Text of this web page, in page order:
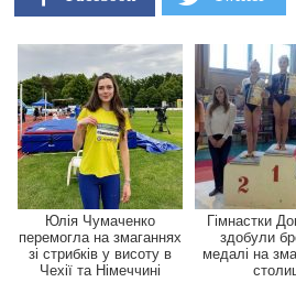
Юлія Чумаченко
перемогла на змаганнях
зі стрибків у висоту в
Чехії та Німеччині
Гімнастки
здобули
медалі на